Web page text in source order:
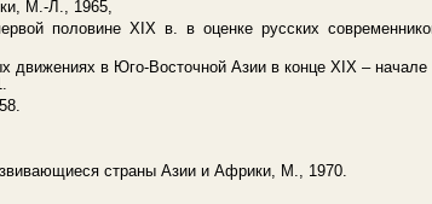
М.-Л., 1965,
половине XIX в. в оценке русских
движениях в Юго-Восточной Азии в конце XIX –
страны Азии и Африки, М., 1970.